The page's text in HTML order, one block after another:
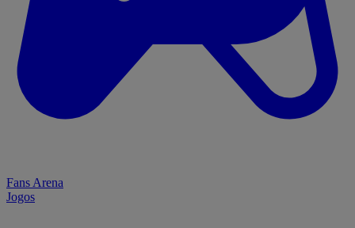
Fans Arena
Jogos